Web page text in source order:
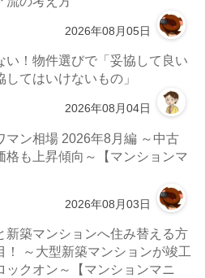
2026年08月05日
い！物件選びで「妥協して良い
してはいけないもの」
2026年08月04日
マン相場 2026年8月編 ～中古
格も上昇傾向～【マンションマ
2026年08月03日
新築マンションへ住み替える方
！ ～大型新築マンションが竣工
ックオン～【マンションマニ